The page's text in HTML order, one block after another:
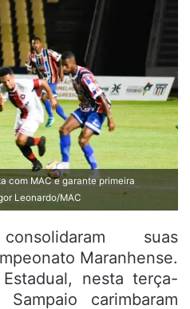
com MAC e garante primeira
Leonardo/MAC
suas
Maranhense.
nesta terça-
carimbaram